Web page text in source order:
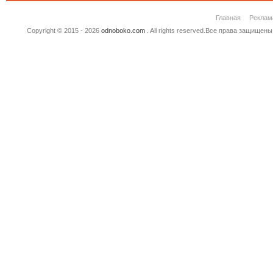
Главная
Copyright © 2015 - 2026 odnoboko.com. All rights reserved.Все права защищены.